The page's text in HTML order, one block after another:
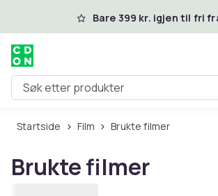
Hopp til hovedinnholdBare 399 kr. igjen til fri
Søk etter produkter
Startside Film Brukte filmer
Brukte filmer